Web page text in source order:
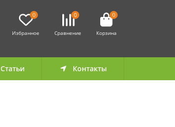
0
Избранное
0
Сравнение
0
Корзина
Статьи Контакты